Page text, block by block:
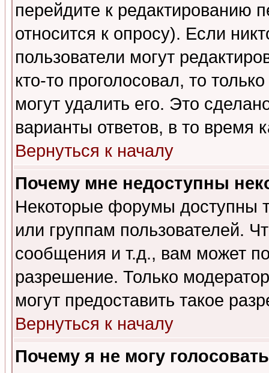
перейдите к редактированию
относится к опросу). Если
пользователи могут
кто-то проголосовал, то
могут удалить его. Это
варианты ответов, в то время
Вернуться к началу
Почему мне недоступны
Некоторые форумы доступны
или группам пользователей.
сообщения и т.д., вам может
разрешение. Только
могут предоставить такое
Вернуться к началу
Почему я не могу